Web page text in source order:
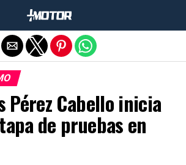
Pérez Cabello inicia
de pruebas en
Salir de la versión móvil